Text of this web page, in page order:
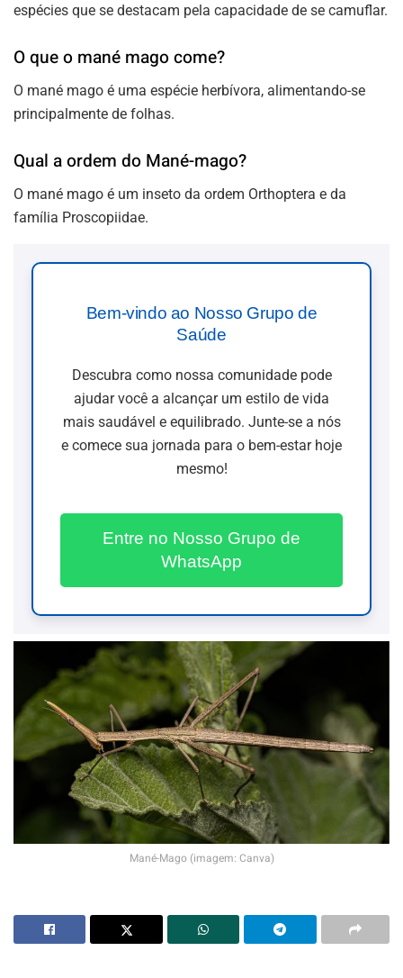
espécies que se destacam pela capacidade de se camuflar.
O que o mané mago come?
O mané mago é uma espécie herbívora, alimentando-se
principalmente de folhas.
Qual a ordem do Mané-mago?
O mané mago é um inseto da ordem Orthoptera e da
família Proscopiidae.
Bem-vindo ao Nosso Grupo de
Saúde
Descubra como nossa comunidade pode
ajudar você a alcançar um estilo de vida
mais saudável e equilibrado. Junte-se a nós
e comece sua jornada para o bem-estar hoje
mesmo!
Entre no Nosso Grupo de
WhatsApp
Mané-Mago (imagem: Canva)